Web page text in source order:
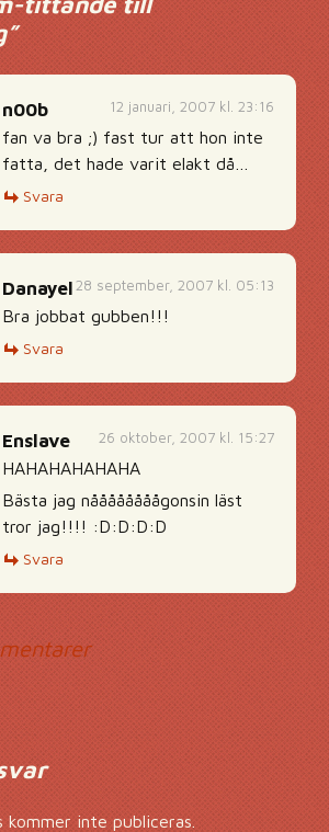
”
12 januari, 2007 kl. 23:16
n00b
fan va bra ;) fast tur att hon inte
fatta, det hade varit elakt då…
Svara
28 september, 2007 kl. 05:13
Danayel
Bra jobbat gubben!!!
Svara
26 oktober, 2007 kl. 15:27
Enslave
HAHAHAHAHAHA
Bästa jag nåååååååågonsin läst
tror jag!!!! :D:D:D:D
Svara
kommer inte publiceras.